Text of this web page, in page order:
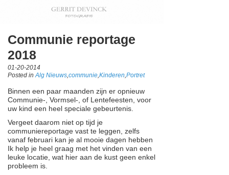
Communie reportage
2018
01-20-2014
Posted in Alg Nieuws communie Kinderen Portret
Binnen een paar maanden zijn er opnieuw
Communie-, Vormsel-, of Lentefeesten, voor
uw kind een heel speciale gebeurtenis.
Vergeet daarom niet op tijd je
communiereportage vast te leggen, zelfs
vanaf februari kan je al mooie dagen hebben
Ik help je heel graag met het vinden van een
leuke locatie, wat hier aan de kust geen enkel
probleem is.